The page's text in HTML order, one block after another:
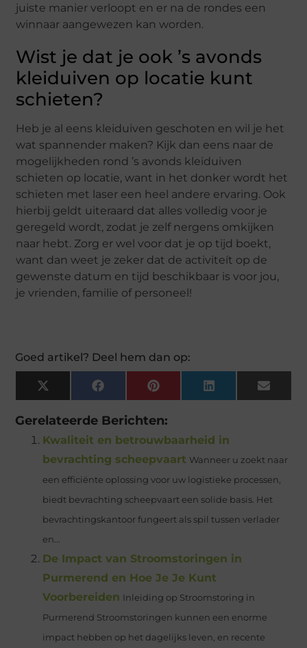
juiste manier verloopt en er na de rondes een
winnaar aangewezen kan worden.
Wist je dat je ook ’s avonds
kleiduiven op locatie kunt
schieten?
Heb je al eens kleiduiven geschoten en wil je het
wat spannender maken? Kijk dan eens naar de
mogelijkheden rond ’s avonds kleiduiven
schieten op locatie, want in het donker wordt het
schieten met laser een heel andere ervaring. Ook
hierbij geldt uiteraard dat alles volledig voor je
geregeld wordt, zodat je zelf nergens omkijken
naar hebt. Zorg er wel voor dat je op tijd boekt,
want dan weet je zeker dat de activiteít op de
gewenste datum en tijd beschikbaar is voor jou,
je vrienden, familie of personeel!
Goed artikel? Deel hem dan op:
X
(Twitter)
Facebook Pinterest LinkedIn Email
Gerelateerde Berichten:
Kwaliteit en betrouwbaarheid in
bevrachting scheepvaart Wanneer u zoekt naar
een efficiënte oplossing voor uw logistieke processen,
biedt bevrachting scheepvaart een solide basis. Het
bevrachtingskantoor fungeert als spil tussen verlader
en...
De Impact van Stroomstoringen in
Purmerend en Hoe Je Je Kunt
Voorbereiden Inleiding op Stroomstoring in
Purmerend Stroomstoringen kunnen een enorme
impact hebben op het dagelijks leven, en recente